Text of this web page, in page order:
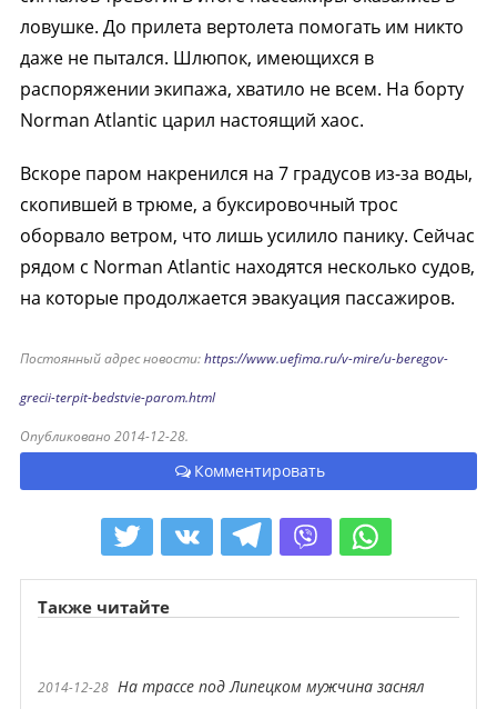
ловушке. До прилета вертолета помогать им никто
даже не пытался. Шлюпок, имеющихся в
распоряжении экипажа, хватило не всем. На борту
Norman Atlantic царил настоящий хаос.
Вскоре паром накренился на 7 градусов из-за воды,
скопившей в трюме, а буксировочный трос
оборвало ветром, что лишь усилило панику. Сейчас
рядом с Norman Atlantic находятся несколько судов,
на которые продолжается эвакуация пассажиров.
Постоянный адрес новости:https://www.uefima.ru/v-mire/u-beregov-
grecii-terpit-bedstvie-parom.html
Опубликовано 2014-12-28.
Комментировать
Также читайте
2014-12-28 На трассе под Липецком мужчина заснял